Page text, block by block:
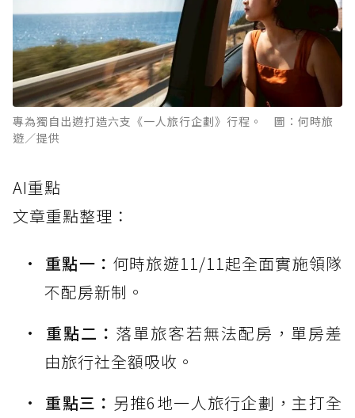
專為獨自出遊打造六支《一人旅行企劃》行程。 圖：何時旅
遊／提供
AI重點
文章重點整理：
重點一： 何時旅遊11/11起全面實施領隊
不配房新制。
重點二： 落單旅客若無法配房，單房差
由旅行社全額吸收。
重點三： 另推6地一人旅行企劃，主打全